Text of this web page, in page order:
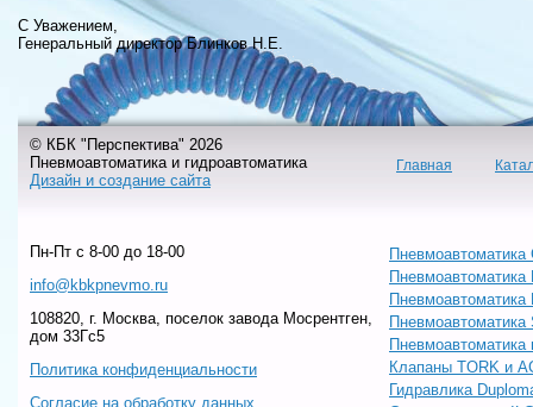
С Уважением,
Генеральный директор Блинков Н.Е.
© КБК "Перспектива" 2026
Пневмоавтоматика и гидроавтоматика
Дизайн и создание сайта
Главная
Пн-Пт c 8-00 до 18-00
info@kbkpnevmo.ru
108820, г. Москва, поселок завода Мосрентген,
дом 33Гс5
Политика конфиденциальности
Согласие на обработку данных
Пневмоавтоматика
Пневмоавтоматика
Пневмоавтоматика
Пневмоавтоматика
Клапаны TORK и
Гидравлика